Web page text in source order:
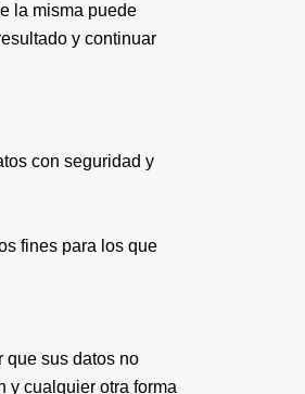
la misma puede
y continuar
con seguridad y
fines para los que
que sus datos no
y cualquier otra forma